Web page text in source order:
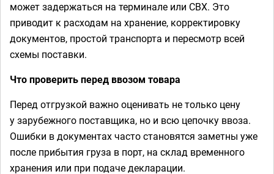
может задержаться на терминале или СВХ. Это
приводит к расходам на хранение, корректировку
документов, простой транспорта и пересмотр всей
схемы поставки.
Что проверить перед ввозом товара
Перед отгрузкой важно оценивать не только цену
у зарубежного поставщика, но и всю цепочку ввоза.
Ошибки в документах часто становятся заметны уже
после прибытия груза в порт, на склад временного
хранения или при подаче декларации.